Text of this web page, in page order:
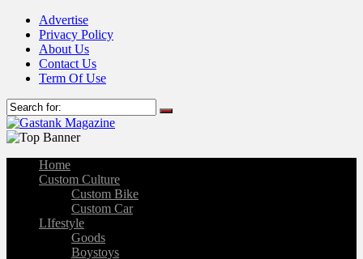
Advertise
Privacy Policy
About Us
Contact Us
Term Of Use
Home
Custom Culture
Custom Bike
Custom Car
LIfestyle
Goods
Boystoys